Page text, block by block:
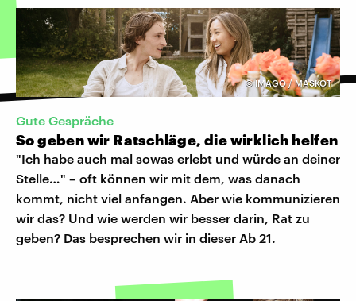
©IMAGO / MASKOT
Gute Gespräche
So geben wir Ratschläge, die wirklich helfen
"Ich habe auch mal sowas erlebt und würde an deiner
Stelle…" – oft können wir mit dem, was danach
kommt, nicht viel anfangen. Aber wie kommunizieren
wir das? Und wie werden wir besser darin, Rat zu
geben? Das besprechen wir in dieser Ab 21.